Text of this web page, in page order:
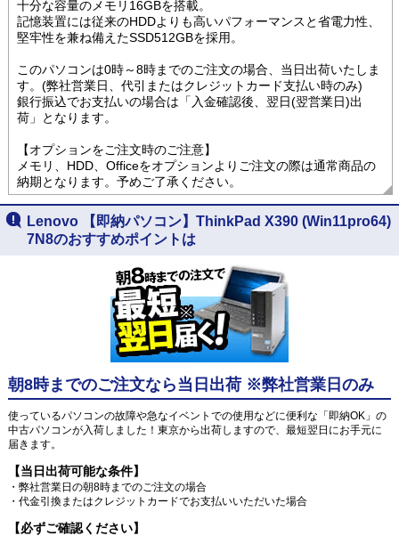
十分な容量のメモリ16GBを搭載。
記憶装置には従来のHDDよりも高いパフォーマンスと省電力性、
堅牢性を兼ね備えたSSD512GBを採用。
このパソコンは0時～8時までのご注文の場合、当日出荷いたしま
す。(弊社営業日、代引またはクレジットカード支払い時のみ)
銀行振込でお支払いの場合は「入金確認後、翌日(翌営業日)出
荷」となります。
【オプションをご注文時のご注意】
メモリ、HDD、Officeをオプションよりご注文の際は通常商品の
納期となります。予めご了承ください。
Lenovo 【即納パソコン】ThinkPad X390 (Win11pro64)
7N8のおすすめポイントは
朝8時までのご注文なら当日出荷 ※弊社営業日のみ
使っているパソコンの故障や急なイベントでの使用などに便利な「即納OK」の
中古パソコンが入荷しました！東京から出荷しますので、最短翌日にお手元に
届きます。
【当日出荷可能な条件】
・弊社営業日の朝8時までのご注文の場合
・代金引換またはクレジットカードでお支払いいただいた場合
【必ずご確認ください】